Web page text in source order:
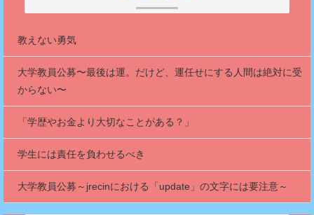
教えない勇気
大学教員公募〜最後は運。だけど、運任せにする人間は絶対に受
からない〜
「学歴やお金より大切なことがある？」
学生には責任を負わせるべき
大学教員公募～jrecinにおける「update」の文字には要注意～